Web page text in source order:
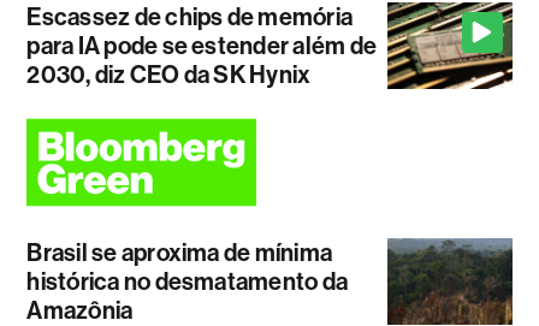
Escassez de chips de memória
para IA pode se estender além de
2030, diz CEO da SK Hynix
Brasil se aproxima de mínima
histórica no desmatamento da
Amazônia